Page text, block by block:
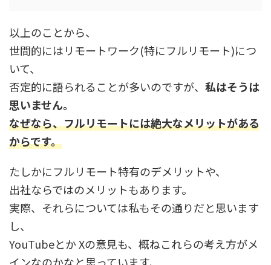
以上のことから、
世間的にはリモートワーク(特にフルリモート)につ
いて、
否定的に語られることが多いのですが、 私はそうは
思いません。
なぜなら、フルリモートには絶大なメリットがある
からです。
たしかにフルリモート特有のデメリットや、
出社ならではのメリットもあります。
実際、それらについては私もその通りだと思います
し、
YouTubeとか Xの意見も、概ねこれらの考え方がメ